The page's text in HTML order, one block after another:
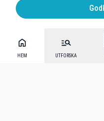
HEM UTFORSKA